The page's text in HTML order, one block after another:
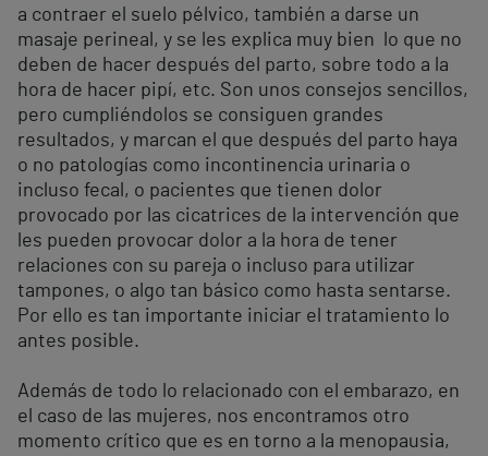
a contraer el suelo pélvico, también a darse un
masaje perineal, y se les explica muy bien lo que no
deben de hacer después del parto, sobre todo a la
hora de hacer pipí, etc. Son unos consejos sencillos,
pero cumpliéndolos se consiguen grandes
resultados, y marcan el que después del parto haya
o no patologías como incontinencia urinaria o
incluso fecal, o pacientes que tienen dolor
provocado por las cicatrices de la intervención que
les pueden provocar dolor a la hora de tener
relaciones con su pareja o incluso para utilizar
tampones, o algo tan básico como hasta sentarse.
Por ello es tan importante iniciar el tratamiento lo
antes posible.
Además de todo lo relacionado con el embarazo, en
el caso de las mujeres, nos encontramos otro
momento crítico que es en torno a la menopausia,